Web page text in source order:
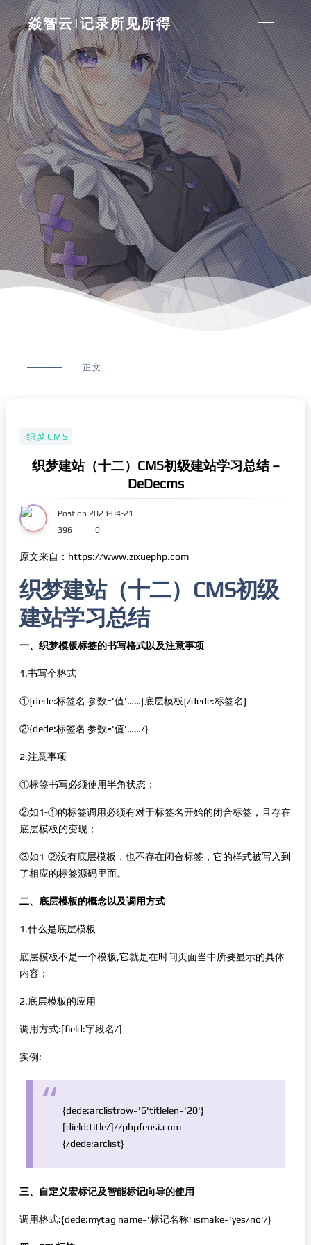
焱智云|记录所见所得
正文
织梦CMS
织梦建站（十二）CMS初级建站学习总结 –
DeDecms
Post on 2023-04-21
396
0
原文来自：https://www.zixuephp.com
织梦建站（十二）CMS初级
建站学习总结
一、织梦模板标签的书写格式以及注意事项
1.书写个格式
①{dede:标签名 参数='值'……}底层模板{/dede:标签名}
②{dede:标签名 参数='值'……/}
2.注意事项
①标签书写必须使用半角状态；
②如1-①的标签调用必须有对于标签名开始的闭合标签，且存在
底层模板的变现；
③如1-②没有底层模板，也不存在闭合标签，它的样式被写入到
了相应的标签源码里面。
二、底层模板的概念以及调用方式
1.什么是底层模板
底层模板不是一个模板,它就是在时间页面当中所要显示的具体
内容；
2.底层模板的应用
调用方式:[field:字段名/]
实例:
{dede:arclistrow='6'titlelen='20'}
[dield:title/]//phpfensi.com
{/dede:arclist}
三、自定义宏标记及智能标记向导的使用
调用格式:{dede:mytag name='标记名称' ismake='yes/no'/}